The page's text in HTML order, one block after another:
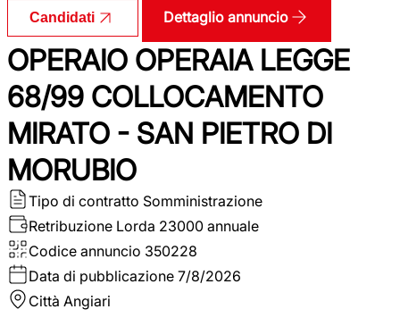
Candidati Dettaglio annuncio
OPERAIO OPERAIA LEGGE
68/99 COLLOCAMENTO
MIRATO - SAN PIETRO DI
MORUBIO
Tipo di contratto Somministrazione
Retribuzione Lorda 23000 annuale
Codice annuncio 350228
Data di pubblicazione 7/8/2026
Città Angiari